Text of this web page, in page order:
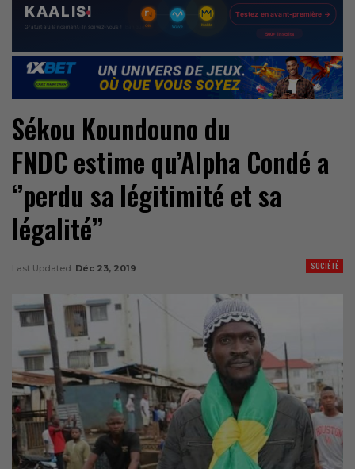
Sékou Koundouno du
FNDC estime qu’Alpha Condé a
‘’perdu sa légitimité et sa
légalité’’
SOCIÉTÉ
Last Updated Déc 23, 2019